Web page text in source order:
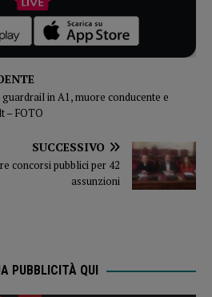
in A1, muore conducente e
– FOTO
SUCCESSIVO
concorsi pubblici per 42
assunzioni
PUBBLICITÀ QUI